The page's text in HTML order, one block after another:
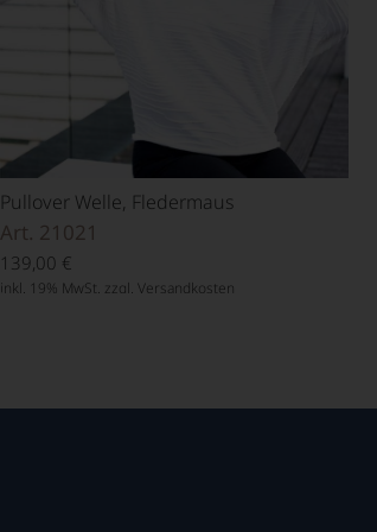
Pullover Welle, Fledermaus
Art. 21021
139,00 €
inkl. 19% MwSt. zzgl. Versandkosten